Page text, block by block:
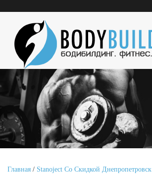
Главная / Stanoject Со Скидкой Днепропетровск